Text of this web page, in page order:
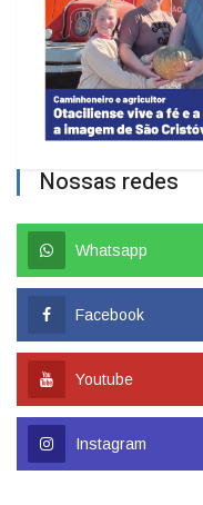
Nossas redes
Whatsapp
Facebook
Youtube
Instagram